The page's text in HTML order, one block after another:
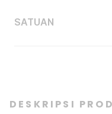
SATUAN
DESKRIPSI